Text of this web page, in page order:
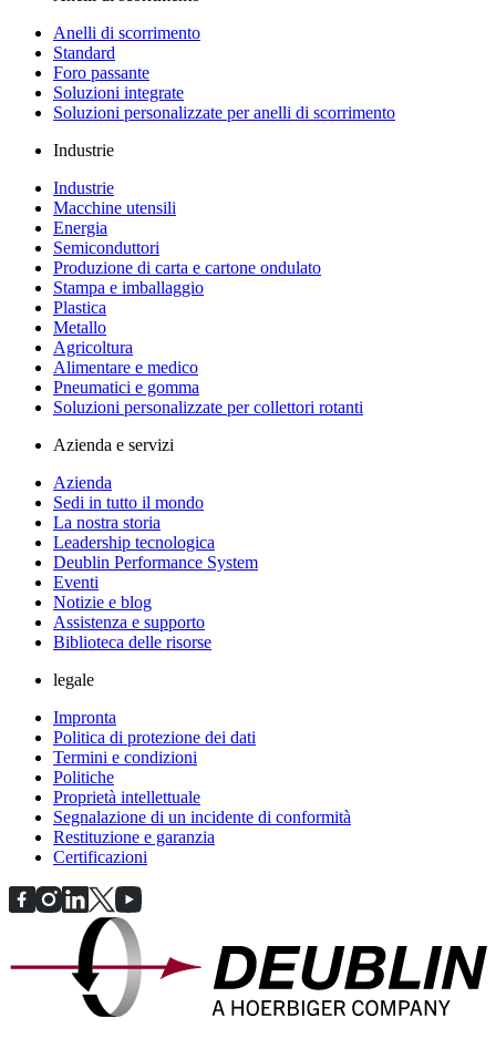
Anelli di scorrimento
Standard
Foro passante
Soluzioni integrate
Soluzioni personalizzate per anelli di scorrimento
Industrie
Industrie
Macchine utensili
Energia
Semiconduttori
Produzione di carta e cartone ondulato
Stampa e imballaggio
Plastica
Metallo
Agricoltura
Alimentare e medico
Pneumatici e gomma
Soluzioni personalizzate per collettori rotanti
Azienda e servizi
Azienda
Sedi in tutto il mondo
La nostra storia
Leadership tecnologica
Deublin Performance System
Eventi
Notizie e blog
Assistenza e supporto
Biblioteca delle risorse
legale
Impronta
Politica di protezione dei dati
Termini e condizioni
Politiche
Proprietà intellettuale
Segnalazione di un incidente di conformità
Restituzione e garanzia
Certificazioni